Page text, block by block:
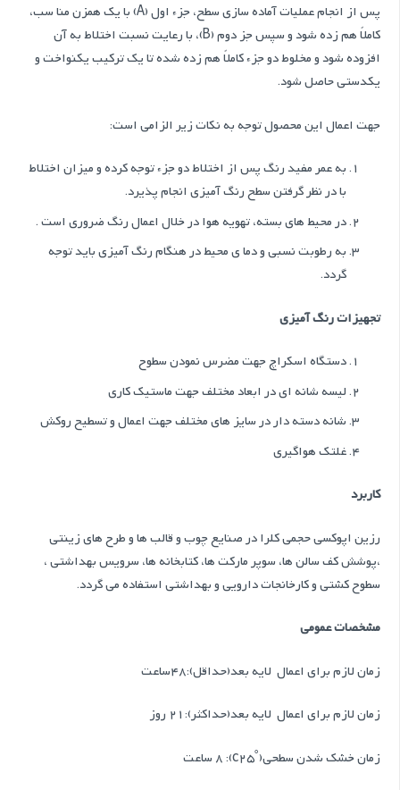
پس از انجام عمليات آماده سازي سطح، جزء اول (A) با یک همزن منا سب،
کاملاً هم زده شود و سپس جز دوم (B)، با رعايت نسبت اختلاط به آن
افزوده شود و مخلوط دو جزء كاملاً هم زده شده تا يك تركيب يكنواخت و
يكدستی حاصل شود.
جهت اعمال این محصول توجه به نكات زير الزامي است:
به عمر مفيد رنگ پس از اختلاط دو جزء توجه كرده و ميزان اختلاط
با در نظر گرفتن سطح رنگ آميزي انجام پذيرد.
در محيط هاي بسته، تهويه هوا در خلال اعمال رنگ ضروري است .
به رطوبت نسبي و دما ی محیط در هنگام رنگ آميزي بايد توجه
گردد.
تجهیزات رنگ آمیزی
دستگاه اسکراچ جهت مضرس نمودن سطوح
لیسه شانه ای در ابعاد مختلف جهت ماستیک کاری
شانه دسته دار در سایز های مختلف جهت اعمال و تسطیح روکش
غلتک هواگیری
کاربرد
رزین اپوکسی حجمی کلرا در صنایع چوب و قالب ها و طرح های زینتی
،پوشش كف سالن ها، ‌سوپر ماركت ها، كتابخانه ها، سرویس بهداشتی ،
سطوح كشتي و كارخانجات دارويي و بهداشتي استفاده مي گردد.
مشخصات عمومی
زمان لازم براي اعمال لايه بعد(حداقل):48ساعت
زمان لازم براي اعمال لايه بعد(حداکثر):21 روز
زمان خشك شدن سطحی(˚c25): 8 ساعت